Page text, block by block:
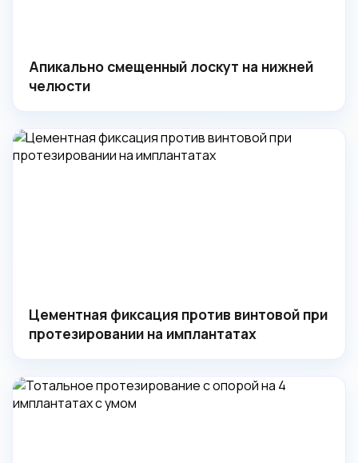
Апикально смещенный лоскут на нижней
челюсти
Цементная фиксация против винтовой при
протезировании на имплантатах